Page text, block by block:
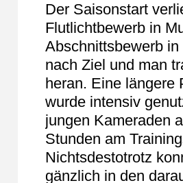
Der Saisonstart
Flutlichtbewerb in
Abschnittsbewerb
nach Ziel und man
heran. Eine längere
wurde intensiv
jungen Kameraden
Stunden am
Nichtsdestotrotz
gänzlich in den